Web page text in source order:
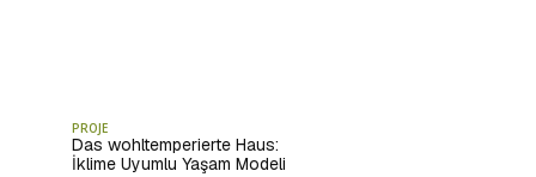
PROJE
Das wohltemperierte Haus:
İklime Uyumlu Yaşam Modeli